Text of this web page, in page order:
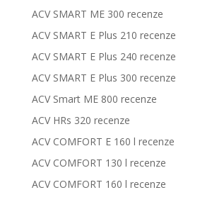
ACV SMART ME 300 recenze
ACV SMART E Plus 210 recenze
ACV SMART E Plus 240 recenze
ACV SMART E Plus 300 recenze
ACV Smart ME 800 recenze
ACV HRs 320 recenze
ACV COMFORT E 160 l recenze
ACV COMFORT 130 l recenze
ACV COMFORT 160 l recenze